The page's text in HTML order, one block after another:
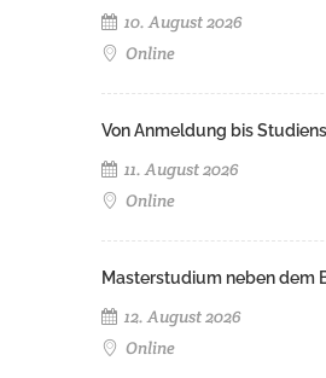
10. August 2026
Online
Von Anmeldung bis
11. August 2026
Online
Masterstudium neben dem
12. August 2026
Online